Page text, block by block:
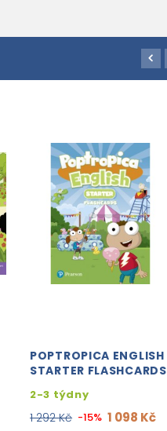
POPTROPICA ENGLISH
STARTER FLASHCARDS
2-3 týdny
1 292 Kč -15% 1 098 Kč